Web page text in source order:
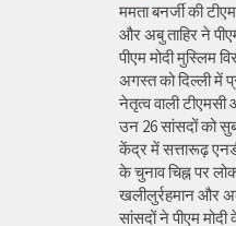
ममता बनर्जी की
और अबु ताहिर ने
पीएम मोदी मुस्लिम
अगस्त को दिल्ली में
नेतृत्व वाली
उन 26 सांसदों को
केंद्र में सत्तारूढ़
के चुनाव चिह्न पर
खलीलुर्रहमान और
सांसदों ने पीएम